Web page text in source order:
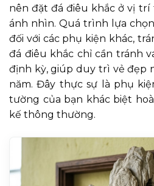
nên đặt đá điêu khắc ở vị
ánh nhìn. Quá trình lựa
đối với các phụ kiện khác,
đá điêu khắc chỉ cần tránh
định kỳ, giúp duy trì vẻ đẹp
năm. Đây thực sự là phụ
tường của bạn khác biệt
kế thông thường.